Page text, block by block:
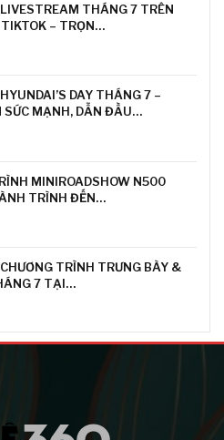
THÁNG 7 TRÊN
– TRỌN…
DAY THÁNG 7 –
SỨC MẠNH, DẪN ĐẦU…
MINIROADSHOW N500
TRÌNH ĐẾN…
TRÌNH TRƯNG BÀY &
7 TẠI…